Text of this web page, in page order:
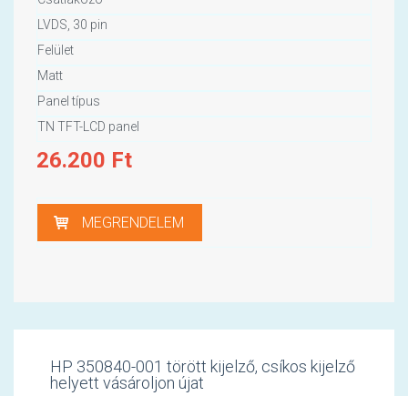
LVDS, 30 pin
Felület
Matt
Panel típus
TN TFT-LCD panel
26.200 Ft
MEGRENDELEM
HP 350840-001 törött kijelző, csíkos kijelző
helyett vásároljon újat